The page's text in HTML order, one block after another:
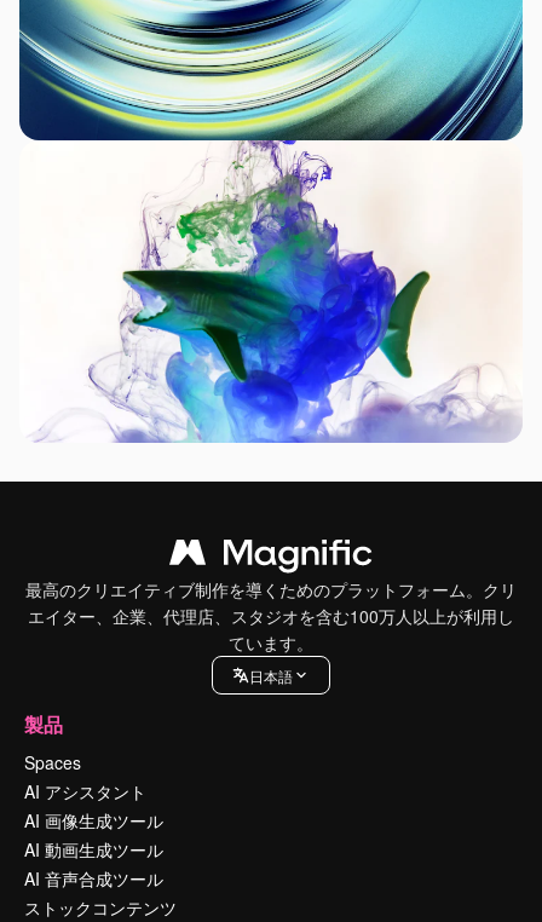
最高のクリエイティブ制作を導くためのプラットフォーム。クリ
エイター、企業、代理店、スタジオを含む100万人以上が利用し
ています。
日本語
製品
Spaces
AI アシスタント
AI 画像生成ツール
AI 動画生成ツール
AI 音声合成ツール
ストックコンテンツ